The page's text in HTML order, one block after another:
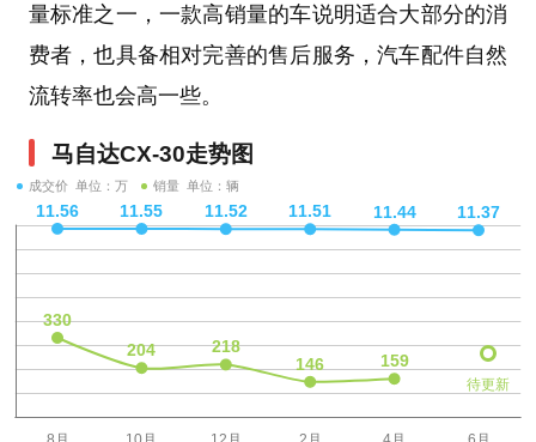
量标准之一，一款高销量的车说明适合大部分的消
费者，也具备相对完善的售后服务，汽车配件自然
流转率也会高一些。
马自达CX-30走势图
成交价 单位：万 销量 单位：辆
待更新